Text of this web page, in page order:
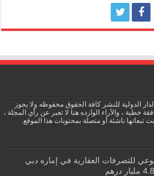
الدولية للنشر كافة الحقوق محفوظه ولا يجوز
، والآراء الوارده هنا لا تعبر عن رأي المجلة ،
تبعاتها ناشئة أو متصلة بمحتويات هذا الموقع.
للتصرفات العقارية في إماره دبي